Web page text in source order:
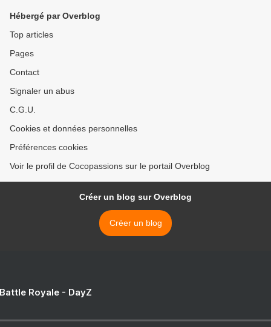
Hébergé par Overblog
Top articles
Pages
Contact
Signaler un abus
C.G.U.
Cookies et données personnelles
Préférences cookies
Voir le profil de Cocopassions sur le portail Overblog
Créer un blog sur Overblog
Créer un blog
Royale - DayZ